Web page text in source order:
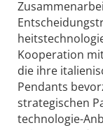
Kooperation
die ihre
Pendants
strategischen
technologie-